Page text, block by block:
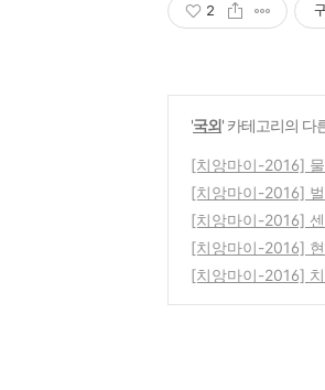
2
'국외' 카테고리의 다
[치앙마이-2016]
[치앙마이-2016]
[치앙마이-2016]
[치앙마이-2016]
[치앙마이-2016]